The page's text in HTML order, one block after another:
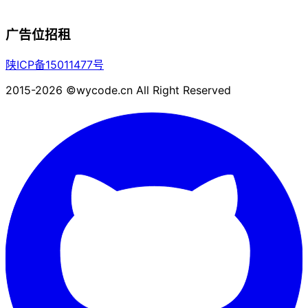
广告位招租
陕ICP备15011477号
2015-2026 ©wycode.cn All Right Reserved